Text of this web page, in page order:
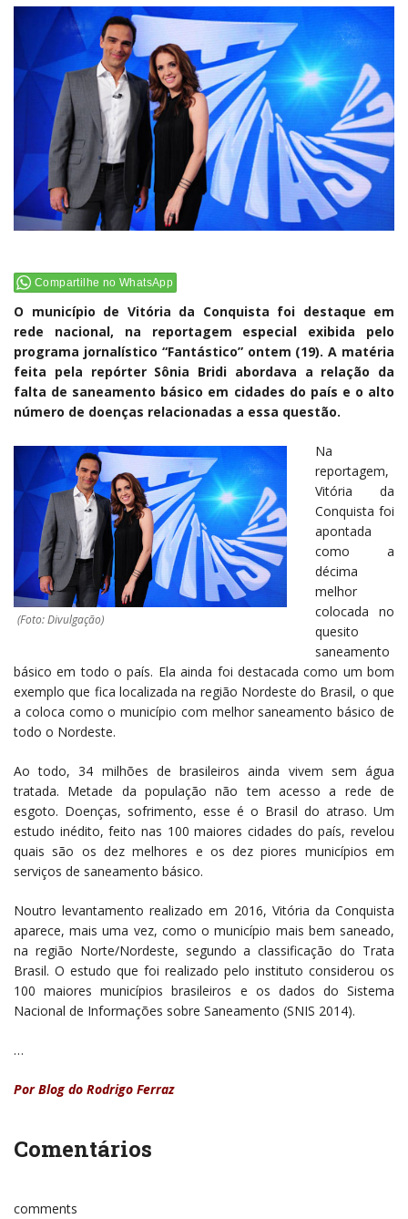
Compartilhe no WhatsApp
O município de Vitória da Conquista foi destaque em
rede nacional, na reportagem especial exibida pelo
programa jornalístico “Fantástico” ontem (19). A matéria
feita pela repórter Sônia Bridi abordava a relação da
falta de saneamento básico em cidades do país e o alto
número de doenças relacionadas a essa questão.
(Foto: Divulgação)
Na
reportagem,
Vitória da
Conquista foi
apontada
como a
décima
melhor
colocada no
quesito
saneamento
básico em todo o país. Ela ainda foi destacada como um bom
exemplo que fica localizada na região Nordeste do Brasil, o que
a coloca como o município com melhor saneamento básico de
todo o Nordeste.
Ao todo, 34 milhões de brasileiros ainda vivem sem água
tratada. Metade da população não tem acesso a rede de
esgoto. Doenças, sofrimento, esse é o Brasil do atraso. Um
estudo inédito, feito nas 100 maiores cidades do país, revelou
quais são os dez melhores e os dez piores municípios em
serviços de saneamento básico.
Noutro levantamento realizado em 2016, Vitória da Conquista
aparece, mais uma vez, como o município mais bem saneado,
na região Norte/Nordeste, segundo a classificação do Trata
Brasil. O estudo que foi realizado pelo instituto considerou os
100 maiores municípios brasileiros e os dados do Sistema
Nacional de Informações sobre Saneamento (SNIS 2014).
…
Por Blog do Rodrigo Ferraz
Comentários
comments